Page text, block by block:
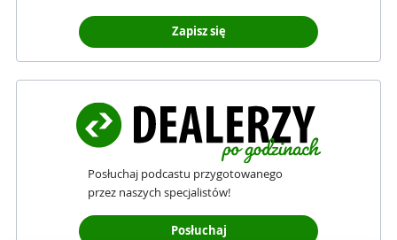
Zapisz się
Posłuchaj podcastu przygotowanego
przez naszych specjalistów!
Posłuchaj